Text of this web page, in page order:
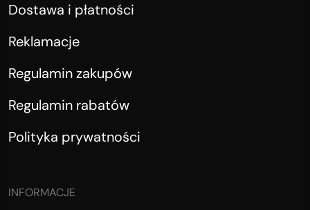
Dostawa i płatności
Reklamacje
Regulamin zakupów
Regulamin rabatów
Polityka prywatności
INFORMACJE